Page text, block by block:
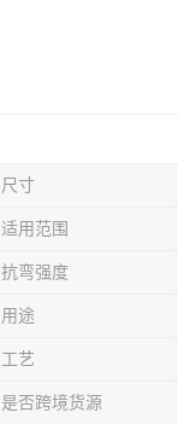
尺寸
适用范围
抗弯强度
用途
工艺
是否跨境货源